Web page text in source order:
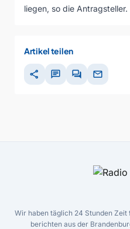
liegen, so die Antragsteller.
Artikel teilen
share chat forum mail
Wir haben täglich 24 Stunden
berichten aus der